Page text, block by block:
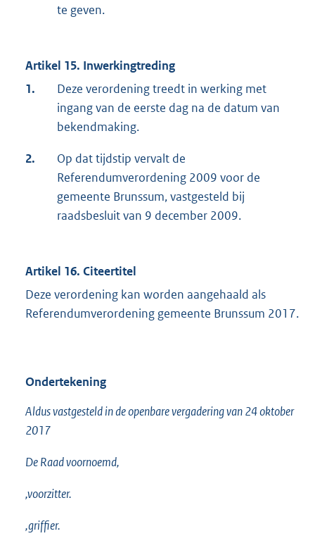
te geven.
Artikel 15. Inwerkingtreding
1.
Deze verordening treedt in werking met
ingang van de eerste dag na de datum van
bekendmaking.
2.
Op dat tijdstip vervalt de
Referendumverordening 2009 voor de
gemeente Brunssum, vastgesteld bij
raadsbesluit van 9 december 2009.
Artikel 16. Citeertitel
Deze verordening kan worden aangehaald als
Referendumverordening gemeente Brunssum 2017.
Ondertekening
Aldus vastgesteld in de openbare vergadering van 24 oktober
2017
De Raad voornoemd,
,voorzitter.
,griffier.